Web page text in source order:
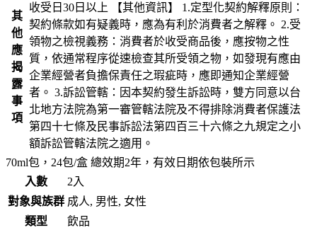
其
他
應
揭
露
事
項
收受日30日以上 【其他資訊】 1.定型化契約解釋原則：
契約條款如有疑義時，應為有利於消費者之解釋。 2.受
領物之檢視義務：消費者於收受商品後，應按物之性
質，依通常程序從速檢查其所受領之物，如發現有應由
企業經營者負擔保責任之瑕疵時，應即通知企業經營
者。 3.訴訟管轄：因本契約發生訴訟時，雙方同意以台
北地方法院為第一審管轄法院及不得排除消費者保護法
第四十七條及民事訴訟法第四百三十六條之九規定之小
額訴訟管轄法院之適用。
70ml包，24包/盒 總效期2年，有效日期依包裝所示
入數
2入
對象與族群 成人, 男性, 女性
類型
飲品